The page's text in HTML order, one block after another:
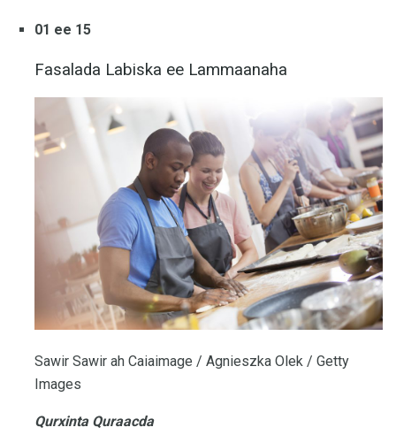
01 ee 15
Fasalada Labiska ee Lammaanaha
Sawir Sawir ah Caiaimage / Agnieszka Olek / Getty
Images
Qurxinta Quraacda